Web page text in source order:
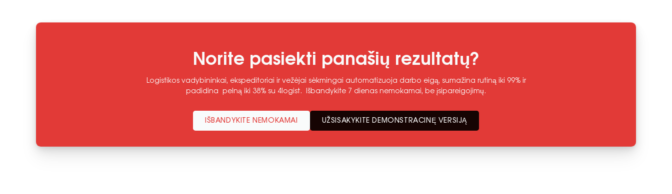
Norite pasiekti panašių rezultatų?
Logistikos vadybininkai, ekspeditoriai ir vežėjai sėkmingai automatizuoja darbo eigą, sumažina rutiną iki 99% ir
padidina pelną iki 38% su 4logist. Išbandykite 7 dienas nemokamai, be įsipareigojimų.
IŠBANDYKITE NEMOKAMAI UŽSISAKYKITE DEMONSTRACINĘ VERSIJĄ